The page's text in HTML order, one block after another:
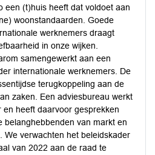
een (t)huis heeft dat voldoet aan
woonstandaarden. Goede
werknemers draagt
in onze wijken.
samengewerkt aan een
internationale werknemers. De
terugkoppeling aan de
zaken. Een adviesbureau werkt
en heeft daarvoor gesprekken
belanghebbenden van markt en
We verwachten het beleidskader
van 2022 aan de raad te